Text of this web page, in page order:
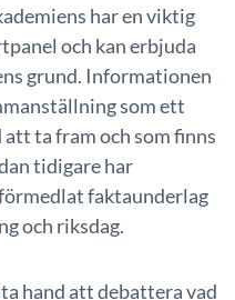
har en viktig
och kan erbjuda
grund. Informationen
som ett
ta fram och som finns
tidigare har
faktaunderlag
och riksdag.
hand att debattera vad